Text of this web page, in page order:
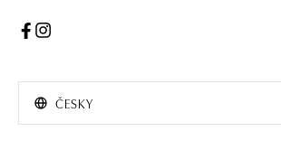
ČESKY